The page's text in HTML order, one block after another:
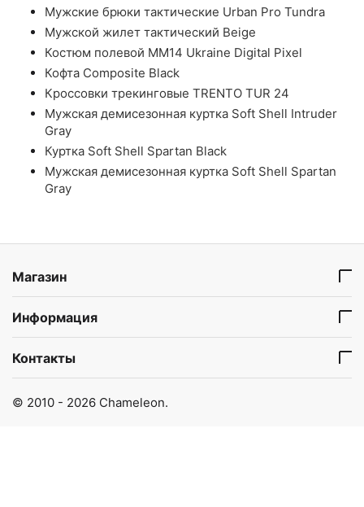
Мужские брюки тактические Urban Pro Tundra
Мужской жилет тактический Beige
Костюм полевой ММ14 Ukraine Digital Pixel
Кофта Composite Black
Кроссовки трекинговые TRENTO TUR 24
Мужская демисезонная куртка Soft Shell Intruder
Gray
Куртка Soft Shell Spartan Black
Мужская демисезонная куртка Soft Shell Spartan
Gray
Магазин
Информация
Контакты
© 2010 - 2026 Chameleon.